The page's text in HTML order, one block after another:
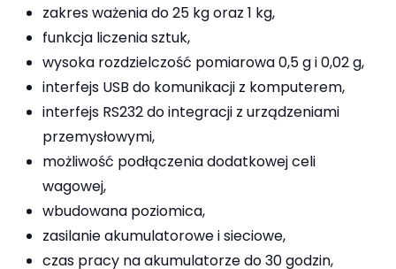
zakres ważenia do 25 kg oraz 1 kg,
funkcja liczenia sztuk,
wysoka rozdzielczość pomiarowa 0,5 g i 0,02 g,
interfejs USB do komunikacji z komputerem,
interfejs RS232 do integracji z urządzeniami
przemysłowymi,
możliwość podłączenia dodatkowej celi
wagowej,
wbudowana poziomica,
zasilanie akumulatorowe i sieciowe,
czas pracy na akumulatorze do 30 godzin,